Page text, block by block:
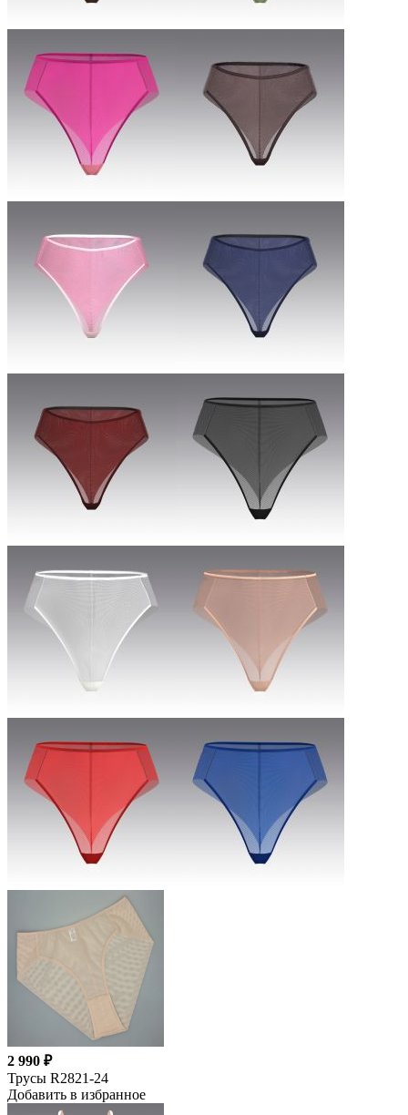
2 990 ₽
Трусы R2821-24
Добавить в избранное